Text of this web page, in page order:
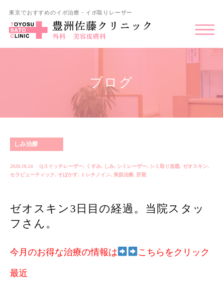
東京でおすすめのイボ治療・イボ取りレーザー
ブログ
しみ治療
2020.10.24 Qスイッチレーザー, くすみ, しみ, シミレーザー, シミ取り放題, ゼオスキン,
セラピューティック, そばかす, トレチノイン, 美肌治療, 肝斑
ゼオスキン3日目の経過。当院スタッ
フさん。
今月のお得な治療の情報は こちらをクリック
最近